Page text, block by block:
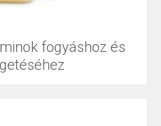
fogyáshoz és